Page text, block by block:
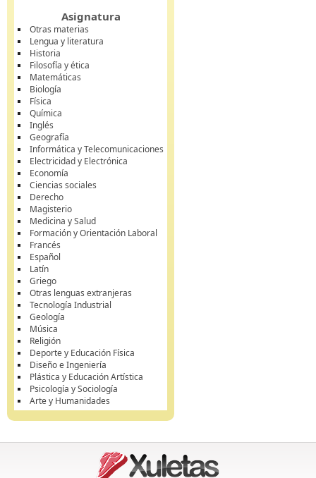
Asignatura
Otras materias
Lengua y literatura
Historia
Filosofía y ética
Matemáticas
Biología
Física
Química
Inglés
Geografía
Informática y Telecomunicaciones
Electricidad y Electrónica
Economía
Ciencias sociales
Derecho
Magisterio
Medicina y Salud
Formación y Orientación Laboral
Francés
Español
Latín
Griego
Otras lenguas extranjeras
Tecnología Industrial
Geología
Música
Religión
Deporte y Educación Física
Diseño e Ingeniería
Plástica y Educación Artística
Psicología y Sociología
Arte y Humanidades